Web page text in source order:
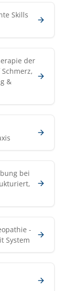
Skills
der
&
bei
-
System